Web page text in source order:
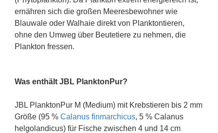
ernähren sich die großen Meeresbewohner wie
Blauwale oder Walhaie direkt von Planktontieren,
ohne den Umweg über Beutetiere zu nehmen, die
Plankton fressen.
Was enthält JBL PlanktonPur?
JBL PlanktonPur M (Medium) mit Krebstieren bis 2 mm
Größe (95 % Calanus finmarchicus, 5 % Calanus
helgolandicus) für Fische zwischen 4 und 14 cm